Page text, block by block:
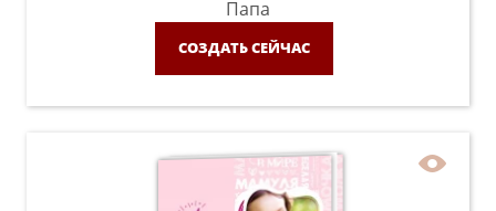
Папа
СОЗДАТЬ СЕЙЧАС